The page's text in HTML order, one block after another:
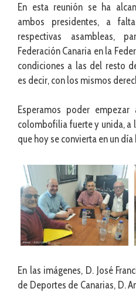
En esta reunión se ha
ambos presidentes, a
respectivas asambleas,
Federación Canaria en la
condiciones a las del resto
es decir, con los mismos
Esperamos poder
colombofilia fuerte y unida, a
que hoy se convierta en un
En las imágenes, D. José
de Deportes de Canarias, D.